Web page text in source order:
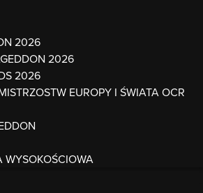
2026
2026
2026
EUROPY I ŚWIATA OCR
WYSOKOŚCIOWA